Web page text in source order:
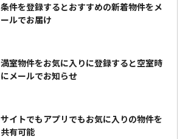
条件を登録するとおすすめの新着物件をメ
ールでお届け
満室物件をお気に入りに登録すると空室時
にメールでお知らせ
サイトでもアプリでもお気に入りの物件を
共有可能